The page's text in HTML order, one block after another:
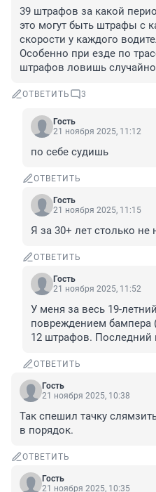
39 штрафов за какой
это могут быть штрафы с
скорости у каждого
Особенно при езде по
штрафов ловишь случайно
ОТВЕТИТЬ 3
Гость
21 ноября 2025, 11:12
по себе судишь
ОТВЕТИТЬ
Гость
21 ноября 2025, 11:15
Я за 30+ лет столько не
ОТВЕТИТЬ
Гость
21 ноября 2025, 11:52
У меня за весь 19-
повреждением бампера
12 штрафов. Последний
ОТВЕТИТЬ
Гость
21 ноября 2025, 10:38
Так спешил тачку
в порядок.
ОТВЕТИТЬ
Гость
21 ноября 2025, 10:35